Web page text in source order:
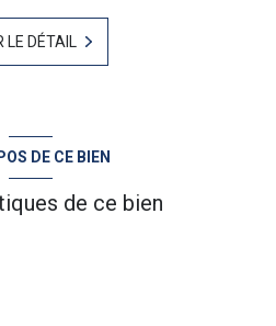
LE DÉTAIL
DE CE BIEN
de ce bien